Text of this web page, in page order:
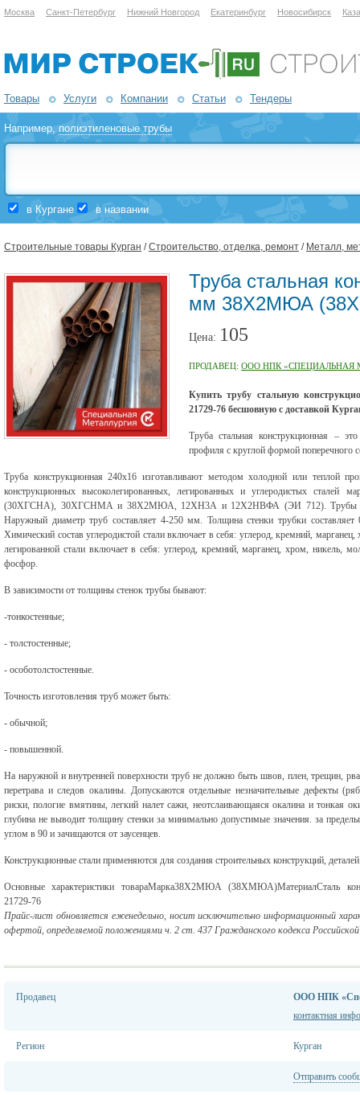
Москва Санкт-Петербург Нижний Новгород Екатеринбург Новосибирск
Товары Услуги Компании Статьи Тендеры
Например,полиэтиленовые трубы
в Кургане в названии
Строительные товары Курган /Строительство, отделка, ремонт / Металл,
Труба стальная
мм 38Х2МЮА
Цена: 105
ПРОДАВЕЦ: ООО НПК «СПЕЦИАЛЬНАЯ
Купить трубу стальную
21729-76 бесшовную с доставкой
Труба стальная конструкционная –
профиля с круглой формой поперечного
Труба конструкционная 240х16 изготавливают методом холодной или теплой
конструкционных высоколегированных, легированных и углеродистых
(30ХГСНА), 30ХГСНМА и 38Х2МЮА, 12ХН3А и 12Х2НВФА (ЭИ 712). Трубы
Наружный диаметр труб составляет 4-250 мм. Толщина стенки трубки
Химический состав углеродистой стали включает в себя: углерод, кремний,
легированной стали включает в себя: углерод, кремний, марганец, хром, никель,
фосфор.
В зависимости от толщины стенок трубы бывают:
-тонкостенные;
- толстостенные;
- особотолстостенные.
Точность изготовления труб может быть:
- обычной;
- повышенной.
На наружной и внутренней поверхности труб не должно быть швов, плен, трещин,
перетрава и следов окалины. Допускаются отдельные незначительные дефекты
риски, пологие вмятины, легкий налет сажи, неотслаивающаяся окалина и тонкая
глубина не выводит толщину стенки за минимально допустимые значения. за
углом в 90 и зачищаются от заусенцев.
Конструкционные стали применяются для создания строительных конструкций,
Основные характеристики товараМарка38Х2МЮА (38ХМЮА)МатериалСталь
21729-76
Прайс-лист обновляется еженедельно, носит исключительно информационный
офертой, определяемой положениями ч. 2 ст. 437 Гражданского кодекса
Продавец
ООО НПК
контактная
Регион Курган
Отправить